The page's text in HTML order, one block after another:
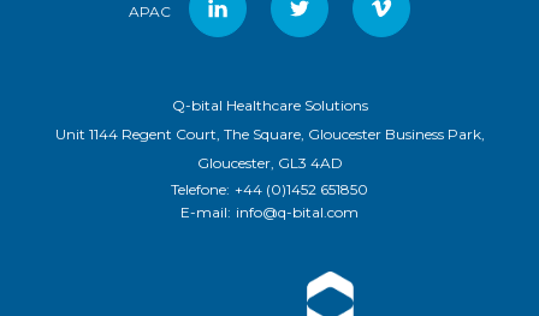
APAC
Q-bital Healthcare Solutions
Unit 1144 Regent Court, The Square, Gloucester Business Park,
Gloucester, GL3 4AD
Telefone: +44 (0)1452 651850
E-mail: info@q-bital.com